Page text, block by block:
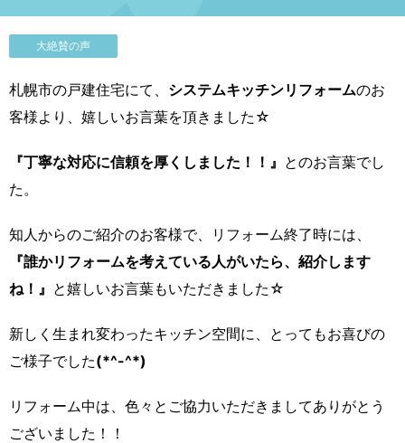
ボ
大絶賛の声
札幌市の戸建住宅にて、 システムキッチンリフォームのお
客様より、嬉しいお言葉を頂きました☆
『丁寧な対応に信頼を厚くしました！！』 とのお言葉でし
た。
知人からのご紹介のお客様で、リフォーム終了時には、
『誰かリフォームを考えている人がいたら、紹介します
ね！』 と嬉しいお言葉もいただきました☆
新しく生まれ変わったキッチン空間に、とってもお喜びの
ご様子でした(*^-^*)
リフォーム中は、色々とご協力いただきましてありがとう
ございました！！